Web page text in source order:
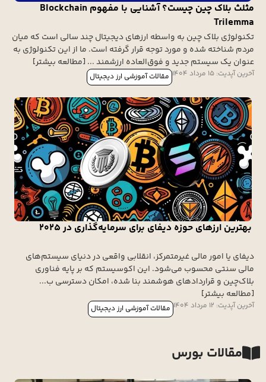
مثلث بلاک چین چیست؟ آشنایی با مفهوم Blockchain
Trilemma
تکنولوژی بلاک چین به واسطه ارزهای دیجیتال چند سالی است که میان
مردم شناخته شده و مورد توجه قرار گرفته است. ما از این تکنولوژی به
عنوان یک سیستم جدید و فوق‌العاده ارزشمند ... [مطالعه بیشتر]
مقالات آموزشی ارز دیجیتال آخرین آپدیت: 15 مرداد 1404
بهترین ارزهای حوزه دیفای برای سرمایه‌گذاری در ۲۰۲۵
دیفای یا امور مالی غیرمتمرکز، انقلابی واقعی در دنیای سیستم‌های
مالی سنتی محسوب می‌شود. این اکوسیستم که بر پایه فناوری
بلاک‌چین و قراردادهای هوشمند بنا شده، امکان دسترسی ب...
[مطالعه بیشتر]
مقالات آموزشی ارز دیجیتال آخرین آپدیت: 12 مرداد 1404
مقالات بورس